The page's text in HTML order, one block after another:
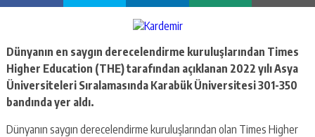
Dünyanın en saygın derecelendirme kuruluşlarından Times
Higher Education (THE) tarafından açıklanan 2022 yılı Asya
Üniversiteleri Sıralamasında Karabük Üniversitesi 301-350
bandında yer aldı.
Dünyanın saygın derecelendirme kuruluşlarından olan Times Higher